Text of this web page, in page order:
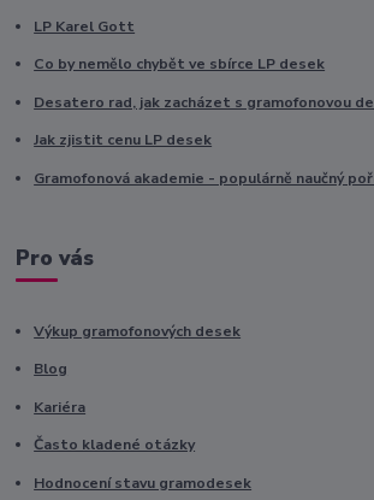
LP Karel Gott
Co by nemělo chybět ve sbírce LP desek
Desatero rad, jak zacházet s gramofonovou
Jak zjistit cenu LP desek
Gramofonová akademie - populárně naučný
Pro vás
Výkup gramofonových desek
Blog
Kariéra
Často kladené otázky
Hodnocení stavu gramodesek